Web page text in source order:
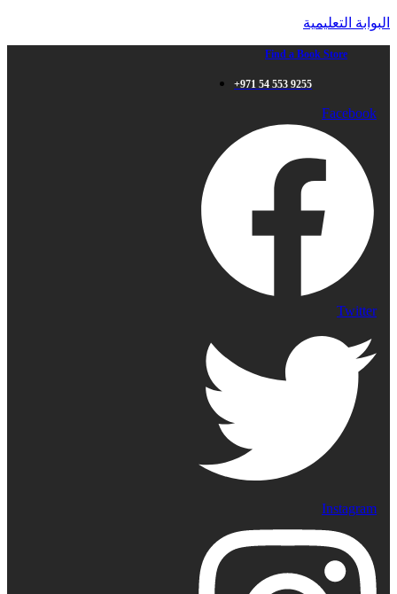
البوابة التعليمية
Find a Book Store
+971 54 553 9255
Facebook
Twitter
Instagram